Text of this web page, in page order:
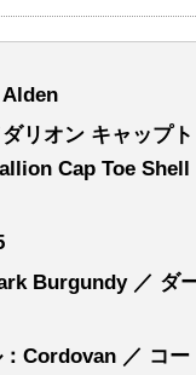
Alden
リオン キャップ
Cap Toe Shell
Burgundy ／ ダ
Cordovan ／ コー